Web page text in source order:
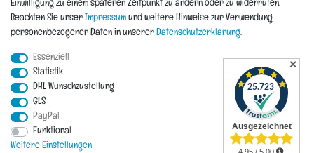
*Teil-Widerruf
Impressum Daten­schutz­erklärung Widerrufs­recht
Einwilligung zu einem späteren Zeitpunkt zu ändern oder zu widerrufen.
Beachten Sie unser Impressum und weitere Hinweise zur Verwendung
personenbezogener Daten in unserer Daten­schutz­erklärung.
Essenziell
Statistik
DHL Wunschzustellung
GLS
PayPal
Funktional
Weitere Einstellungen
✕